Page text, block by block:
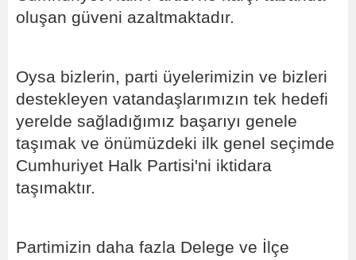
oluşan güveni azaltmaktadır.
Oysa bizlerin, parti üyelerimizin ve bizleri
destekleyen vatandaşlarımızın tek hedefi
yerelde sağladığımız başarıyı genele
taşımak ve önümüzdeki ilk genel seçimde
Cumhuriyet Halk Partisi'ni iktidara
taşımaktır.
Partimizin daha fazla Delege ve İlçe